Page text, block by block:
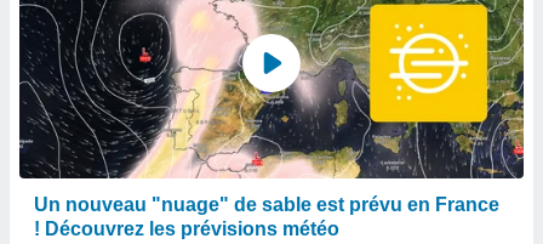
Un nouveau "nuage" de sable est prévu en France
! Découvrez les prévisions météo